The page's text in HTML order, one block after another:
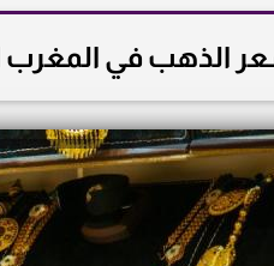
الذهب في المغرب اليوم